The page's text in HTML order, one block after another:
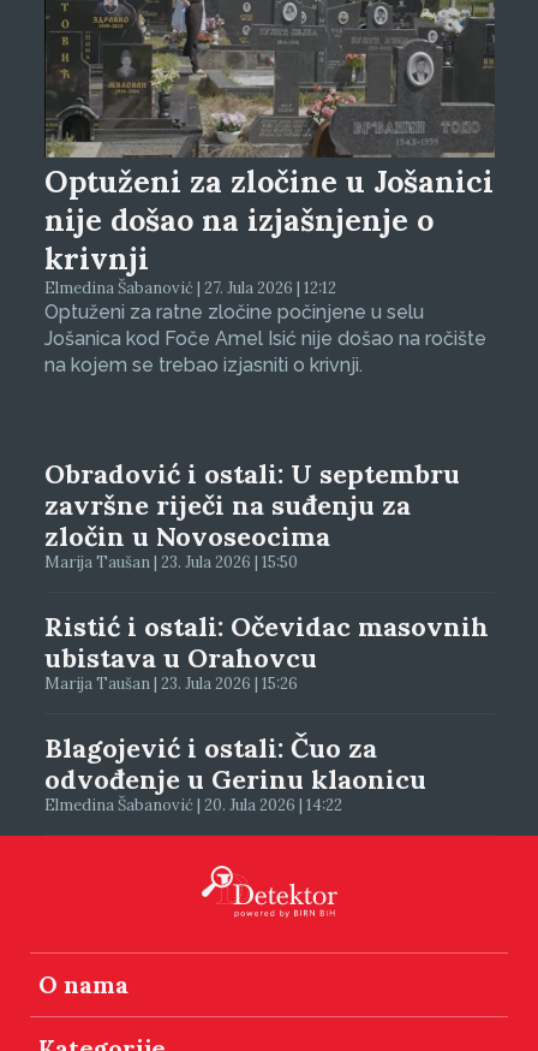
Optuženi za zločine u Jošanici
nije došao na izjašnjenje o
krivnji
Elmedina Šabanović | 27. Jula 2026 | 12:12
Optuženi za ratne zločine počinjene u selu
Jošanica kod Foče Amel Isić nije došao na ročište
na kojem se trebao izjasniti o krivnji.
Obradović i ostali: U septembru
završne riječi na suđenju za
zločin u Novoseocima
Marija Taušan | 23. Jula 2026 | 15:50
Ristić i ostali: Očevidac masovnih
ubistava u Orahovcu
Marija Taušan | 23. Jula 2026 | 15:26
Blagojević i ostali: Čuo za
odvođenje u Gerinu klaonicu
Elmedina Šabanović | 20. Jula 2026 | 14:22
O nama